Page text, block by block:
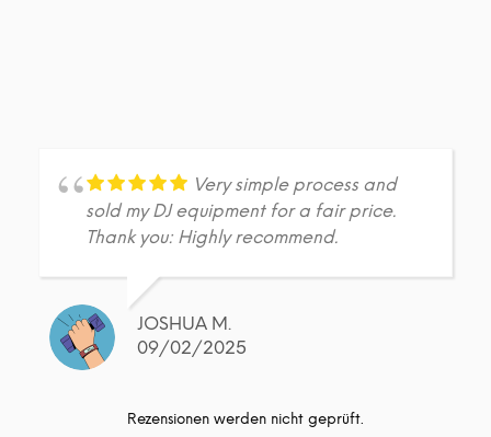
Very simple process and
sold my DJ equipment for a fair price.
Thank you: Highly recommend.
JOSHUA M.
09/02/2025
Rezensionen werden nicht geprüft.